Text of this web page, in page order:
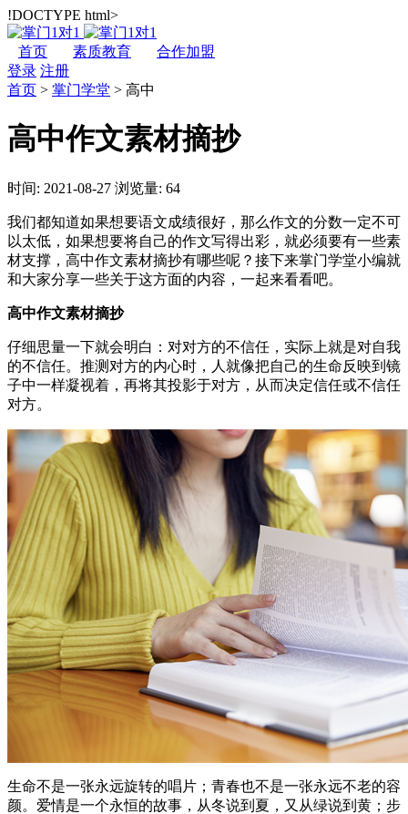
!DOCTYPE html>
首页 素质教育
合作加盟
登录 注册
首页 > 掌门学堂 > 高中
高中作文素材摘抄
时间: 2021-08-27 浏览量: 64
我们都知道如果想要语文成绩很好，那么作文的分数一定不可
以太低，如果想要将自己的作文写得出彩，就必须要有一些素
材支撑，高中作文素材摘抄有哪些呢？接下来掌门学堂小编就
和大家分享一些关于这方面的内容，一起来看看吧。
高中作文素材摘抄
仔细思量一下就会明白：对对方的不信任，实际上就是对自我
的不信任。推测对方的内心时，人就像把自己的生命反映到镜
子中一样凝视着，再将其投影于对方，从而决定信任或不信任
对方。
生命不是一张永远旋转的唱片；青春也不是一张永远不老的容
颜。爱情是一个永恒的故事，从冬说到夏，又从绿说到黄；步